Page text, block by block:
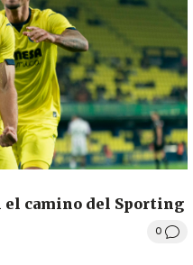
el camino del Sporting
0